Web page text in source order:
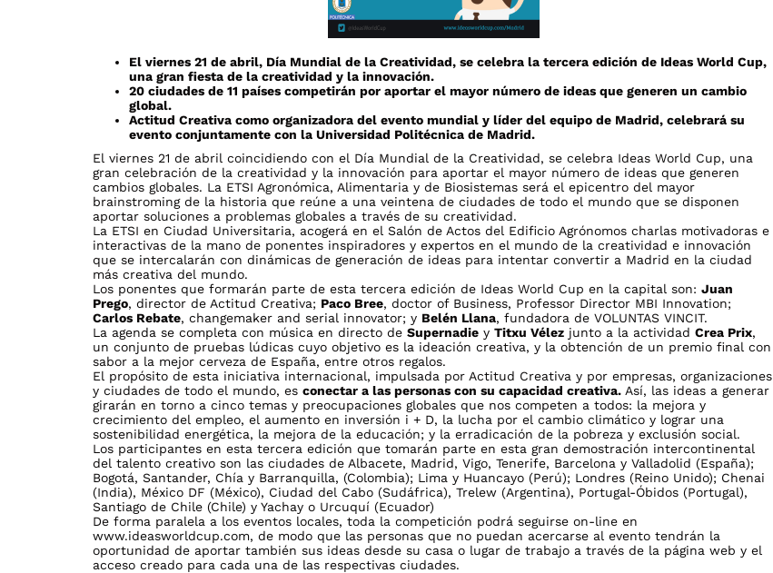
El viernes 21 de abril, Día Mundial de la Creatividad, se celebra la tercera edición de Ideas World Cup,
una gran fiesta de la creatividad y la innovación.
20 ciudades de 11 países competirán por aportar el mayor número de ideas que generen un cambio
global.
Actitud Creativa como organizadora del evento mundial y líder del equipo de Madrid, celebrará su
evento conjuntamente con la Universidad Politécnica de Madrid.
El viernes 21 de abril coincidiendo con el Día Mundial de la Creatividad, se celebra Ideas World Cup, una
gran celebración de la creatividad y la innovación para aportar el mayor número de ideas que generen
cambios globales. La ETSI Agronómica, Alimentaria y de Biosistemas será el epicentro del mayor
brainstroming de la historia que reúne a una veintena de ciudades de todo el mundo que se disponen
aportar soluciones a problemas globales a través de su creatividad.
La ETSI en Ciudad Universitaria, acogerá en el Salón de Actos del Edificio Agrónomos charlas motivadoras e
interactivas de la mano de ponentes inspiradores y expertos en el mundo de la creatividad e innovación
que se intercalarán con dinámicas de generación de ideas para intentar convertir a Madrid en la ciudad
más creativa del mundo.
Los ponentes que formarán parte de esta tercera edición de Ideas World Cup en la capital son: Juan
Prego, director de Actitud Creativa; Paco Bree, doctor of Business, Professor Director MBI Innovation;
Carlos Rebate, changemaker and serial innovator; y Belén Llana, fundadora de VOLUNTAS VINCIT.
La agenda se completa con música en directo de Supernadie y Titxu Vélez junto a la actividad Crea Prix,
un conjunto de pruebas lúdicas cuyo objetivo es la ideación creativa, y la obtención de un premio final con
sabor a la mejor cerveza de España, entre otros regalos.
El propósito de esta iniciativa internacional, impulsada por Actitud Creativa y por empresas, organizaciones
y ciudades de todo el mundo, es conectar a las personas con su capacidad creativa. Así, las ideas a generar
girarán en torno a cinco temas y preocupaciones globales que nos competen a todos: la mejora y
crecimiento del empleo, el aumento en inversión i + D, la lucha por el cambio climático y lograr una
sostenibilidad energética, la mejora de la educación; y la erradicación de la pobreza y exclusión social.
Los participantes en esta tercera edición que tomarán parte en esta gran demostración intercontinental
del talento creativo son las ciudades de Albacete, Madrid, Vigo, Tenerife, Barcelona y Valladolid (España);
Bogotá, Santander, Chía y Barranquilla, (Colombia); Lima y Huancayo (Perú); Londres (Reino Unido); Chenai
(India), México DF (México), Ciudad del Cabo (Sudáfrica), Trelew (Argentina), Portugal-Óbidos (Portugal),
Santiago de Chile (Chile) y Yachay o Urcuquí (Ecuador)
De forma paralela a los eventos locales, toda la competición podrá seguirse on-line en
www.ideasworldcup.com, de modo que las personas que no puedan acercarse al evento tendrán la
oportunidad de aportar también sus ideas desde su casa o lugar de trabajo a través de la página web y el
acceso creado para cada una de las respectivas ciudades.